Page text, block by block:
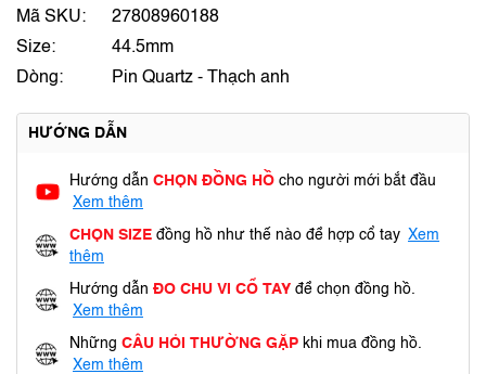
Mã SKU:
27808960188
Size:
44.5mm
Dòng:
Pin Quartz - Thạch anh
HƯỚNG DẪN
Hướng dẫn CHỌN ĐỒNG HỒ cho người mới bắt đầu
Xem thêm
CHỌN SIZE đồng hồ như thế nào để hợp cổ tay Xem
thêm
Hướng dẫn ĐO CHU VI CỔ TAY để chọn đồng hồ.
Xem thêm
Những CÂU HỎI THƯỜNG GẶP khi mua đồng hồ.
Xem thêm